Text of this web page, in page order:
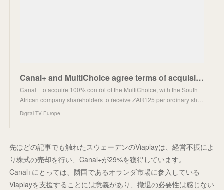
Canal+ and MultiChoice agree terms of acquisition deal
Canal+ to acquire 100% control of the MultiChoice, with the South
African company shareholders to receive ZAR125 per ordinary sh…
Digital TV Europe
先ほどの記事でも触れたスウェーデンのViaplayは、経営不振によ
り株式の売却を行い、Canal+が29%を獲得しています。
Canal+にとっては、隣国であるオランダ市場に参入している
Viaplayを支援することには意義があり、撤退の必要性は感じない